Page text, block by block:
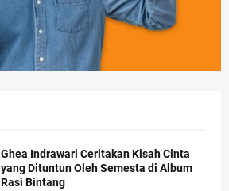
Ghea Indrawari Ceritakan Kisah Cinta
yang Dituntun Oleh Semesta di Album
Rasi Bintang